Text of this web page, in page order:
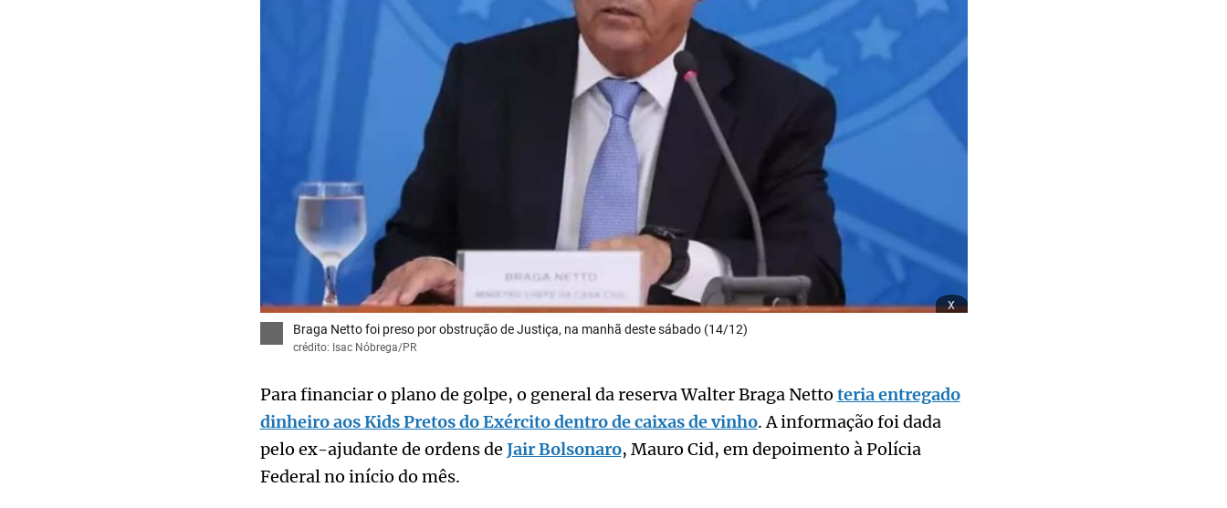
x
Braga Netto foi preso por obstrução de Justiça, na manhã deste sábado (14/12)
crédito: Isac Nóbrega/PR
Para financiar o plano de golpe, o general da reserva Walter Braga Netto teria entregado
dinheiro aos Kids Pretos do Exército dentro de caixas de vinho. A informação foi dada
pelo ex-ajudante de ordens de Jair Bolsonaro, Mauro Cid, em depoimento à Polícia
Federal no início do mês.